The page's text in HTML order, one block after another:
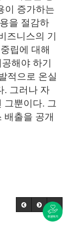
이 증가하는
을 절감하
즈니스의 기
립에 대해
해야 하기
적으로 온실
. 그러나 자
그뿐이다. 그
배출을 공개